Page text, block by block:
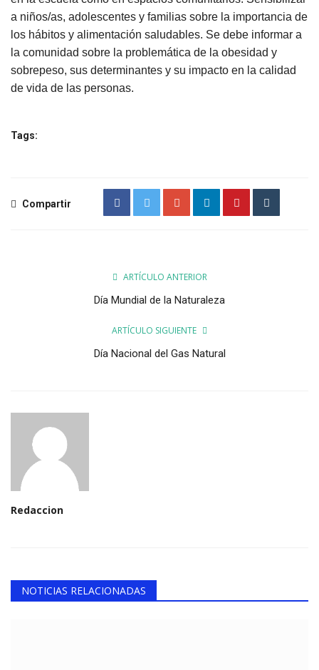
a niños/as, adolescentes y familias sobre la importancia de
los hábitos y alimentación saludables. Se debe informar a
la comunidad sobre la problemática de la obesidad y
sobrepeso, sus determinantes y su impacto en la calidad
de vida de las personas.
Tags:
Compartir
ARTÍCULO ANTERIOR
Día Mundial de la Naturaleza
ARTÍCULO SIGUIENTE
Día Nacional del Gas Natural
Redaccion
NOTICIAS RELACIONADAS